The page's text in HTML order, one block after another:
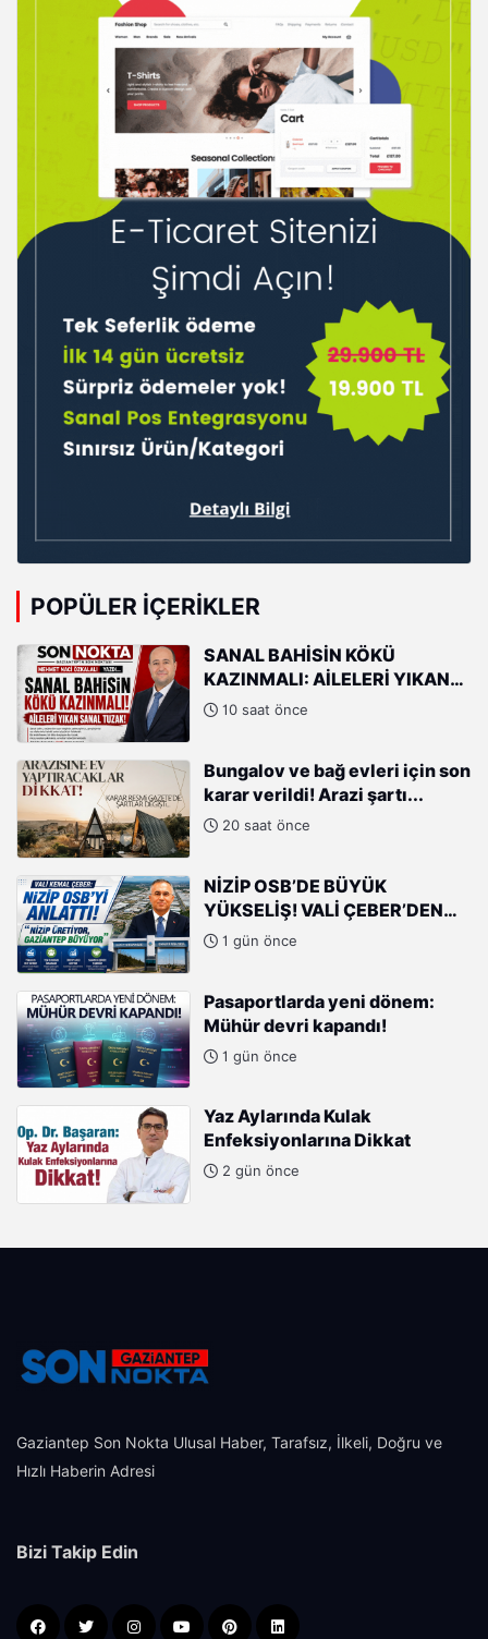
POPÜLER İÇERIKLER
SANAL BAHİSİN KÖKÜ
KAZINMALI: AİLELERİ YIKAN
SANAL TUZAK!
10 saat önce
Bungalov ve bağ evleri için son
karar verildi! Arazi şartı...
20 saat önce
NİZİP OSB’DE BÜYÜK
YÜKSELİŞ! VALİ ÇEBER’DEN
SANAYİCİLERE ÖVGÜ
1 gün önce
Pasaportlarda yeni dönem:
Mühür devri kapandı!
1 gün önce
Yaz Aylarında Kulak
Enfeksiyonlarına Dikkat
2 gün önce
Gaziantep Son Nokta Ulusal Haber, Tarafsız, İlkeli, Doğru ve
Hızlı Haberin Adresi
Bizi Takip Edin